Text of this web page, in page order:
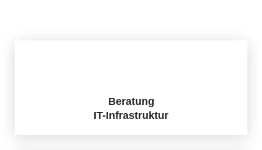
Beratung
IT-Infrastruktur